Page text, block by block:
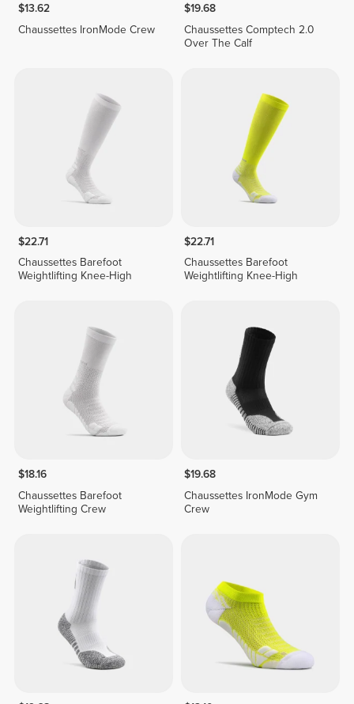
$13.62
Chaussettes IronMode Crew
$19.68
Chaussettes Comptech 2.0
Over The Calf
$22.71
Chaussettes Barefoot
Weightlifting Knee-High
$22.71
Chaussettes Barefoot
Weightlifting Knee-High
$18.16
Chaussettes Barefoot
Weightlifting Crew
$19.68
Chaussettes IronMode Gym
Crew